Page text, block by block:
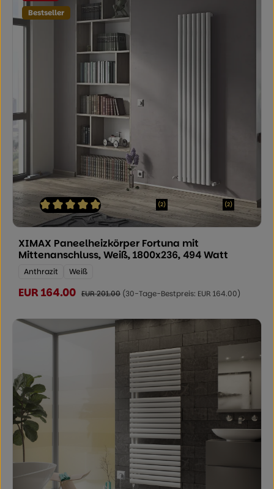
Bestseller
Durchschnittliche Bewertung von 5 von 5 Sternen
(2) (2)
XIMAX Paneelheizkörper Fortuna mit
Mittenanschluss, Weiß, 1800x236, 494 Watt
Farbe:
Anthrazit Weiß
Verkaufspreis:
EUR 164.00 Regulärer Preis:
EUR 201.00 (30-Tage-Bestpreis: EUR 164.00)